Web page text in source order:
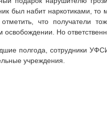
был набит наркотиками, то
что получатели
освобождении. Но
полгода, сотрудники
учреждения.